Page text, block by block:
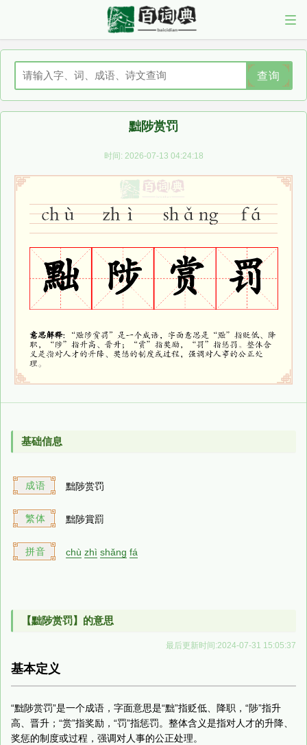
查询
黜陟赏罚
时间: 2026-07-13 04:24:18
基础信息
成语 黜陟赏罚
繁体 黜陟賞罰
拼音 chù zhì shǎng fá
【黜陟赏罚】的意思
最后更新时间:2024-07-31 15:05:37
基本定义
“黜陟赏罚”是一个成语，字面意思是“黜”指贬低、降职，“陟”指升
高、晋升；“赏”指奖励，“罚”指惩罚。整体含义是指对人才的升降、
奖惩的制度或过程，强调对人事的公正处理。